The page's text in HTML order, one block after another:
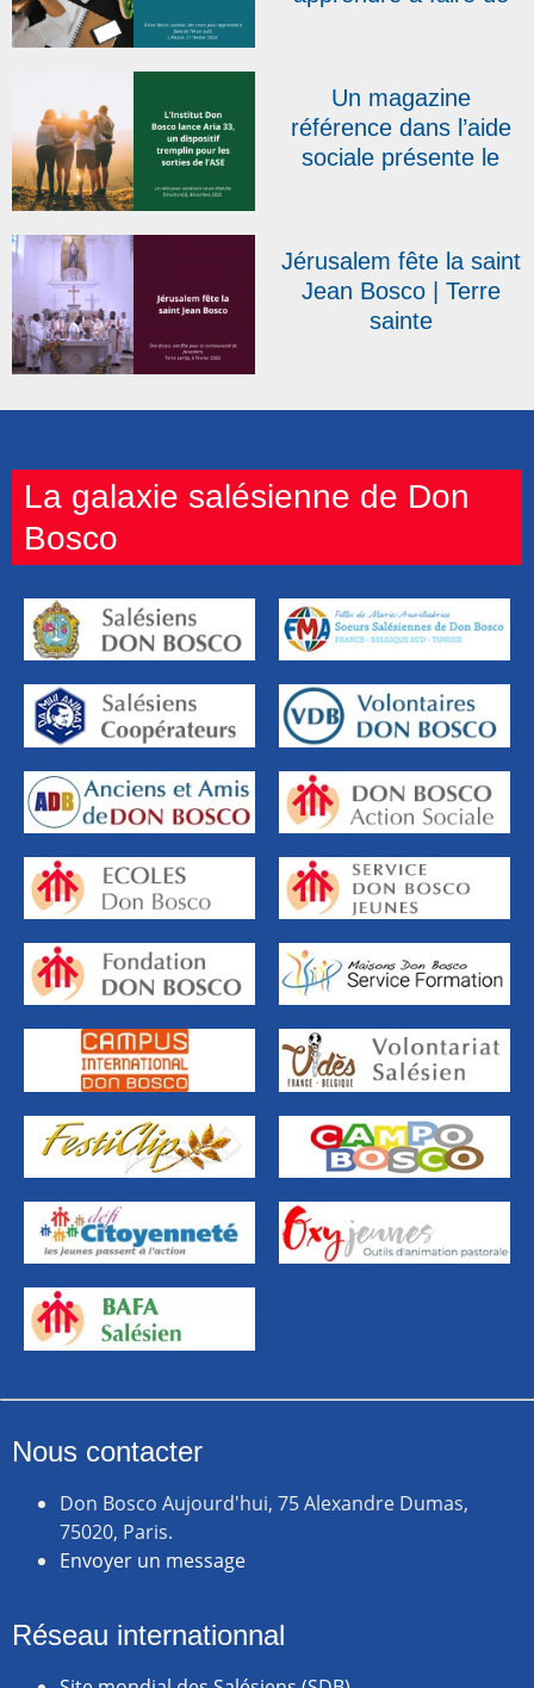
Un magazine
référence dans l’aide
sociale présente le
Jérusalem fête la saint
Jean Bosco | Terre
sainte
La galaxie salésienne de Don
Bosco
Nous contacter
Don Bosco Aujourd'hui, 75 Alexandre Dumas,
75020, Paris.
Envoyer un message
Réseau internationnal